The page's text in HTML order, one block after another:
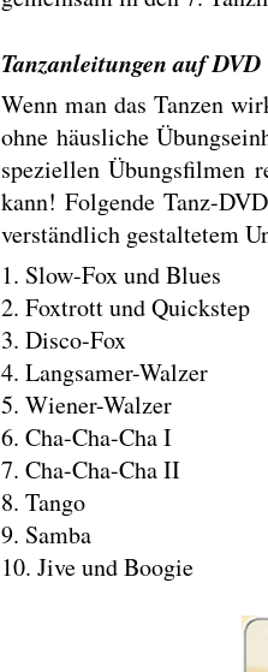
Tanzanleitungen auf DVD
Wenn man das Tanzen
ohne häusliche
speziellen Übungsfilmen
kann! Folgende Tanz-
verständlich gestaltetem
1. Slow-Fox und Blues
2. Foxtrott und Quickstep
3. Disco-Fox
4. Langsamer-Walzer
5. Wiener-Walzer
6. Cha-Cha-Cha I
7. Cha-Cha-Cha II
8. Tango
9. Samba
10. Jive und Boogie